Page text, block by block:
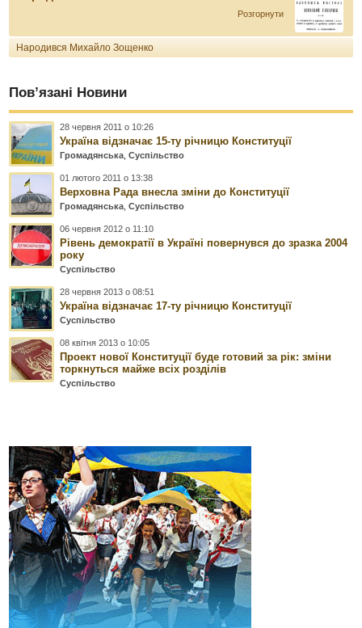
Розгорнути
Народився Михайло Зощенко
Пов’язані Новини
28 червня 2011 о 10:26
Україна відзначає 15-ту річницю Конституції
Громадянська ,Суспільство
01 лютого 2011 о 13:38
Верховна Рада внесла зміни до Конституції
Громадянська ,Суспільство
06 червня 2012 о 11:10
Рівень демократії в Україні повернувся до зразка 2004
року
Суспільство
28 червня 2013 о 08:51
Україна відзначає 17-ту річницю Конституції
Суспільство
08 квітня 2013 о 10:05
Проект нової Конституції буде готовий за рік: зміни
торкнуться майже всіх розділів
Суспільство